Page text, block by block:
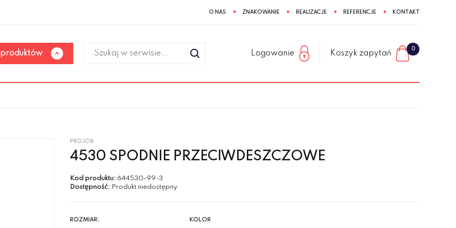
O NAS ZNAKOWANIE REALIZACJE REFERENCJE KONTAKT
Logowanie Koszyk zapytań
0
PROJOB
4530 SPODNIE PRZECIWDESZCZOWE
Kod produktu: 644530-99-3
Dostępność: Produkt niedostępny
ROZMIAR: KOLOR